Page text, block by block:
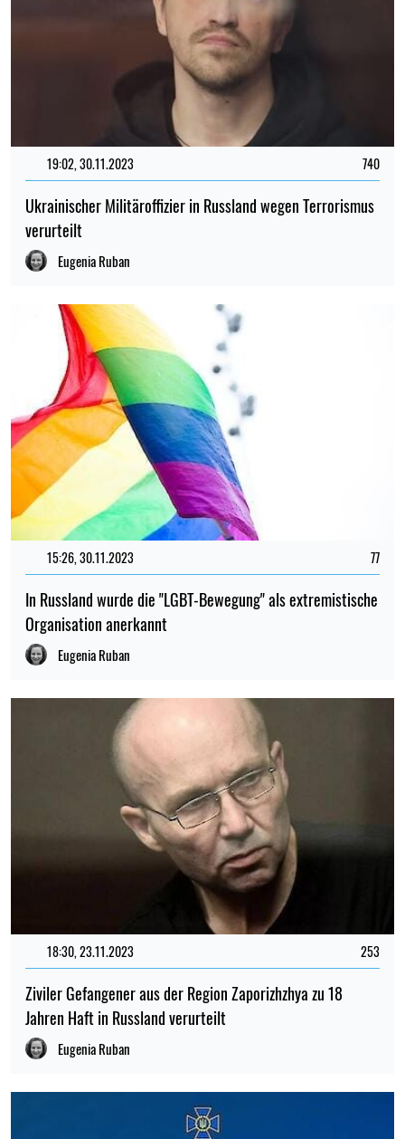
19:02, 30.11.2023 740
Ukrainischer Militäroffizier in Russland wegen Terrorismus
verurteilt
Eugenia Ruban
15:26, 30.11.2023 77
In Russland wurde die "LGBT-Bewegung" als extremistische
Organisation anerkannt
Eugenia Ruban
18:30, 23.11.2023 253
Ziviler Gefangener aus der Region Zaporizhzhya zu 18
Jahren Haft in Russland verurteilt
Eugenia Ruban